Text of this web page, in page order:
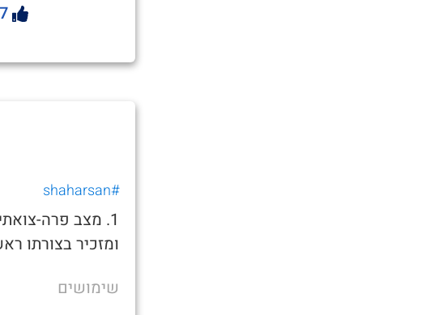
#shaharsan
1. מצב פרה-
ומזכיר בצורתו
שימושים